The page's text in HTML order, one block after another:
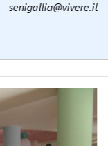
senigallia@vivere.it